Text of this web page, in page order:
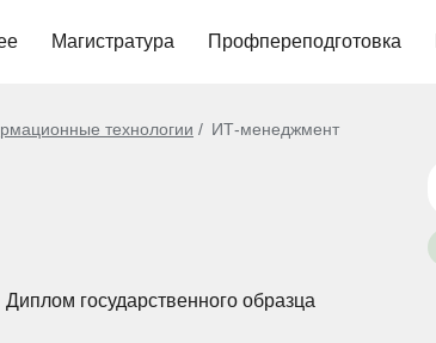
Магистратура Профпереподготовка
технологии ИТ-менеджмент
Диплом государственного образца